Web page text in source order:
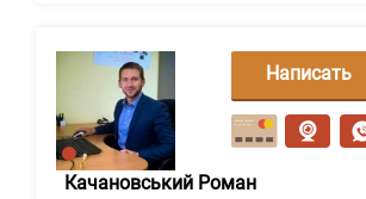
Качановський Роман
Написать
сообщение